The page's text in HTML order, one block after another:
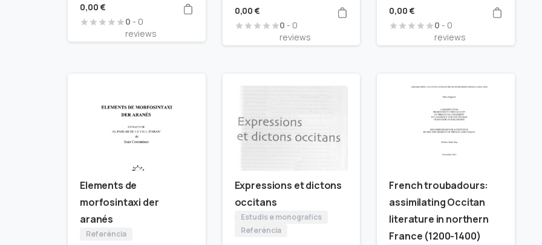
0,00 €
0 - 0
reviews
0,00€
0 - 0
reviews
0,00 €
0 - 0
reviews
Elements de
morfosintaxi der
aranés
Referéncia
Expressions et dictons
occitans
Estudis e monografics
Referéncia
French troubadours:
assimilating Occitan
literature in northern
France (1200-1400)